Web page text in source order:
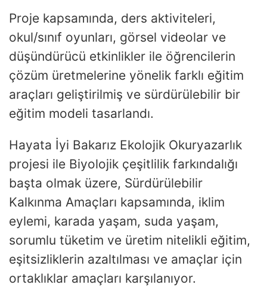
Proje kapsamında, ders aktiviteleri,
okul/sınıf oyunları, görsel videolar ve
düşündürücü etkinlikler ile öğrencilerin
çözüm üretmelerine yönelik farklı eğitim
araçları geliştirilmiş ve sürdürülebilir bir
eğitim modeli tasarlandı.
Hayata İyi Bakarız Ekolojik Okuryazarlık
projesi ile Biyolojik çeşitlilik farkındalığı
başta olmak üzere, Sürdürülebilir
Kalkınma Amaçları kapsamında, iklim
eylemi, karada yaşam, suda yaşam,
sorumlu tüketim ve üretim nitelikli eğitim,
eşitsizliklerin azaltılması ve amaçlar için
ortaklıklar amaçları karşılanıyor.